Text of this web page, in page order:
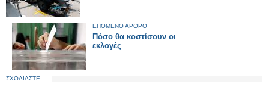
ΕΠΟΜΕΝΟ ΑΡΘΡΟ
Πόσο θα κοστίσουν οι
εκλογές
ΣΧΟΛΙΑΣΤΕ